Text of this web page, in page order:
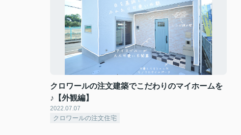
クロワールの注文建築でこだわりのマイホームを
♪【外観編】
2022.07.07
クロワールの注文住宅